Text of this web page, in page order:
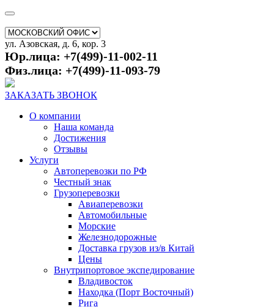
ул. Азовская, д. 6, кор. 3
Юр.лица: +7(499)-11-002-11
Физ.лица: +7(499)-11-093-79
ЗАКАЗАТЬ ЗВОНОК
О компании
Наша команда
Достижения
Отзывы
Услуги
Автоперевозки по РФ
Честный знак
Грузоперевозки
Авиаперевозки
Автомобильные
Морские
Железнодорожные
Доставка грузов из/в Китай
Цены
Внутрипортовое экспедирование
Владивосток
Находка (Порт Восточный)
Рига